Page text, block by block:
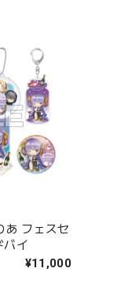
あ フェスセ
バイ
¥11,000